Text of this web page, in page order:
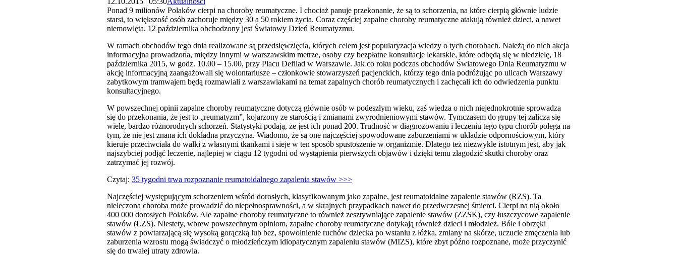
Ponad 9 milionów Polaków cierpi na choroby reumatyczne. I chociaż panuje przekonanie, że są to schorzenia, na które cierpią głównie ludzie
starsi, to większość osób zachoruje między 30 a 50 rokiem życia. Coraz częściej zapalne choroby reumatyczne atakują również dzieci, a nawet
niemowlęta. 12 października obchodzony jest Światowy Dzień Reumatyzmu.
W ramach obchodów tego dnia realizowane są przedsięwzięcia, których celem jest popularyzacja wiedzy o tych chorobach. Należą do nich akcja
informacyjna prowadzona, między innymi w warszawskim metrze, osoby czy bezpłatne konsultacje lekarskie, które odbędą się w niedzielę, 18
października 2015, w godz. 10.00 – 15.00, przy Placu Defilad w Warszawie. Jak co roku podczas obchodów Światowego Dnia Reumatyzmu w
akcję informacyjną zaangażowali się wolontariusze – członkowie stowarzyszeń pacjenckich, którzy tego dnia podróżując po ulicach Warszawy
zabytkowym tramwajem będą rozmawiali z warszawiakami na temat zapalnych chorób reumatycznych i zachęcali ich do odwiedzenia punktu
konsultacyjnego.
W powszechnej opinii zapalne choroby reumatyczne dotyczą głównie osób w podeszłym wieku, zaś wiedza o nich niejednokrotnie sprowadza
się do przekonania, że jest to „reumatyzm”, kojarzony ze starością i zmianami zwyrodnieniowymi stawów. Tymczasem do grupy tej zalicza się
wiele, bardzo różnorodnych schorzeń. Statystyki podają, że jest ich ponad 200. Trudność w diagnozowaniu i leczeniu tego typu chorób polega na
tym, że nie jest znana ich dokładna przyczyna. Wiadomo, że są one najczęściej spowodowane zaburzeniami w układzie odpornościowym, który
kieruje przeciwciała do walki z własnymi tkankami i sieje w ten sposób spustoszenie w organizmie. Dlatego też niezwykle istotnym jest, aby jak
najszybciej podjąć leczenie, najlepiej w ciągu 12 tygodni od wystąpienia pierwszych objawów i dzięki temu złagodzić skutki choroby oraz
zatrzymać jej rozwój.
Czytaj: 35 tygodni trwa rozpoznanie reumatoidalnego zapalenia stawów >>>
Najczęściej występującym schorzeniem wśród dorosłych, klasyfikowanym jako zapalne, jest reumatoidalne zapalenie stawów (RZS). Ta
nieleczona choroba może prowadzić do niepełnosprawności, a w skrajnych przypadkach nawet do przedwczesnej śmierci. Cierpi na nią około
400 000 dorosłych Polaków. Ale zapalne choroby reumatyczne to również zesztywniające zapalenie stawów (ZZSK), czy łuszczycowe zapalenie
stawów (ŁZS). Niestety, wbrew powszechnym opiniom, zapalne choroby reumatyczne dotykają również dzieci i młodzież. Bóle i obrzęki
stawów z powtarzającą się wysoką gorączką lub bez, spowolnienie ruchów dziecka po wstaniu z łóżka, zmiany na skórze, uczucie zmęczenia lub
zaburzenia wzrostu mogą świadczyć o młodzieńczym idiopatycznym zapaleniu stawów (MIZS), które zbyt późno rozpoznane, może przyczynić
się do trwałej utraty zdrowia.